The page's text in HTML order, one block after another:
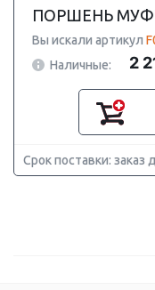
ПОРШЕНЬ
Вы искали артикул
Наличные:
2
Срок поставки: заказ